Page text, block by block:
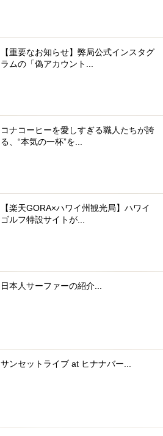
【重要なお知らせ】弊局公式インスタグ
ラムの「偽アカウント...
コナコーヒーを愛しすぎる職人たちが誇
る、“本気の一杯”を...
【楽天GORA×ハワイ州観光局】ハワイ
ゴルフ特設サイトが...
日本人サーファーの紹介...
サンセットライブ at ヒナナバー...